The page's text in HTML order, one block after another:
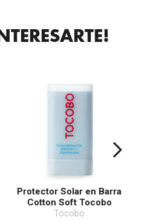
Protector Solar en Barra
Cotton Soft Tocobo
SPF50+ PA++++
Tocobo